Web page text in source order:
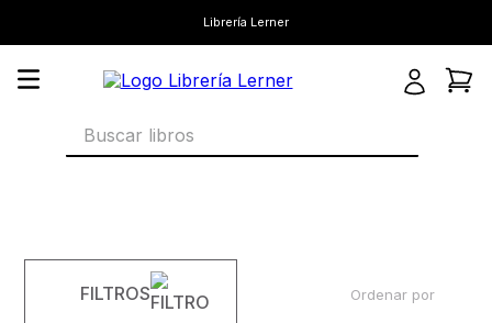
Librería Lerner
Buscar libros
FILTROS Ordenar por